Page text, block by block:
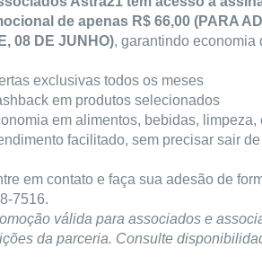
de apenas R$ 66,00 (PARA
08 DE JUNHO), garantindo economia
exclusivas todos os meses
em produtos selecionados
em alimentos, bebidas,
facilitado, sem precisar sair
em contato e faça sua adesão de
7516.
válida para associados e
da parceria. Consulte